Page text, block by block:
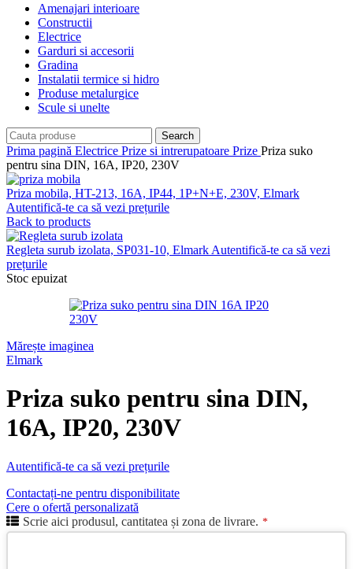
Amenajari interioare
Constructii
Electrice
Garduri si accesorii
Gradina
Instalatii termice si hidro
Produse metalurgice
Scule si unelte
Search
Prima pagină Electrice Prize si intrerupatoare Prize Priza suko
pentru sina DIN, 16A, IP20, 230V
Priza mobila, HT-213, 16A, IP44, 1P+N+E, 230V, Elmark
Autentifică-te ca să vezi prețurile
Back to products
Regleta surub izolata, SP031-10, Elmark Autentifică-te ca să vezi
prețurile
Stoc epuizat
Mărește imaginea
Elmark
Priza suko pentru sina DIN,
16A, IP20, 230V
Autentifică-te ca să vezi prețurile
Contactați-ne pentru disponibilitate
Cere o ofertă personalizată
Scrie aici produsul, cantitatea și zona de livrare. *